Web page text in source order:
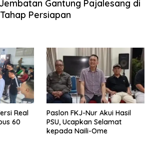
i
L
u
Gantung Pajalesang di
Persiapan
Real
60
Paslon FKJ-Nur Akui Hasil
PSU, Ucapkan Selamat
kepada Naili-Ome